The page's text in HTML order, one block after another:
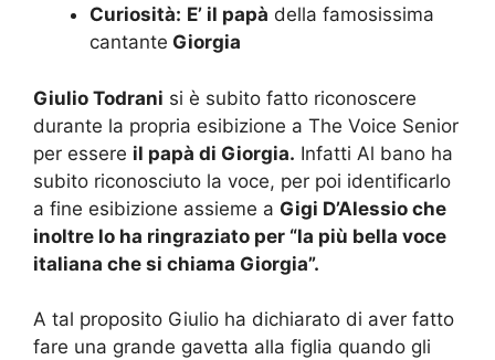
Curiosità: E’ il papà della famosissima
cantante Giorgia
Giulio Todrani si è subito fatto riconoscere
durante la propria esibizione a The Voice Senior
per essere il papà di Giorgia. Infatti Al bano ha
subito riconosciuto la voce, per poi identificarlo
a fine esibizione assieme a Gigi D’Alessio che
inoltre lo ha ringraziato per “la più bella voce
italiana che si chiama Giorgia”.
A tal proposito Giulio ha dichiarato di aver fatto
fare una grande gavetta alla figlia quando gli